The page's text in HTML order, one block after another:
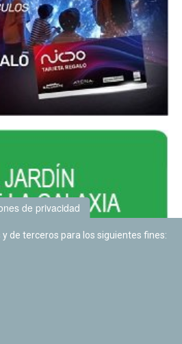
de privacidad
de terceros para los siguientes fines: